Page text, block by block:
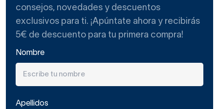
consejos, novedades y descuentos
exclusivos para ti. ¡Apúntate ahora y recibirás
5€ de descuento para tu primera compra!
Nombre
Apellidos